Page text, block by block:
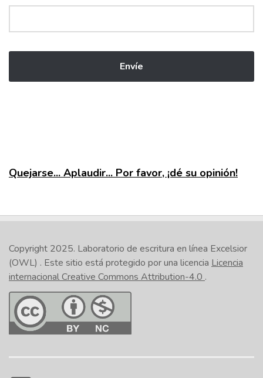
Quejarse... Aplaudir... Por favor, ¡dé su opinión!
Copyright 2025. Laboratorio de escritura en línea Excelsior
(OWL) . Este sitio está protegido por una licencia Licencia
internacional Creative Commons Attribution-4.0 .